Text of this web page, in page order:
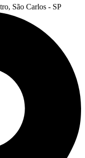
São Carlos - SP